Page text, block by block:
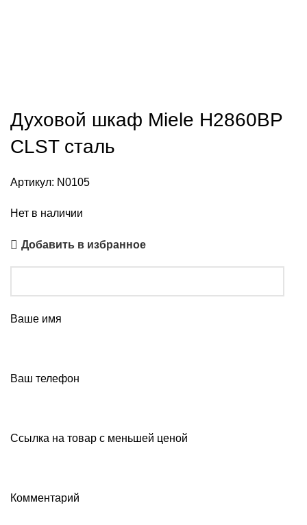
Духовой шкаф Miele H2860BP
CLST сталь
Артикул: N0105
Нет в наличии
Добавить в избранное
Ваше имя
Ваш телефон
Ссылка на товар с меньшей ценой
Комментарий